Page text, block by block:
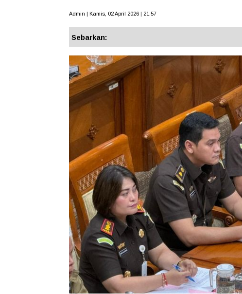
Admin | Kamis, 02 April 2026 | 21.57
Sebarkan: